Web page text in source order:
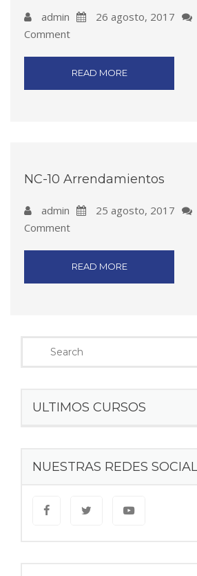
admin 26 agosto, 2017
Comment
READ MORE
NC-10 Arrendamientos
admin 25 agosto, 2017
Comment
READ MORE
ULTIMOS CURSOS
NUESTRAS REDES